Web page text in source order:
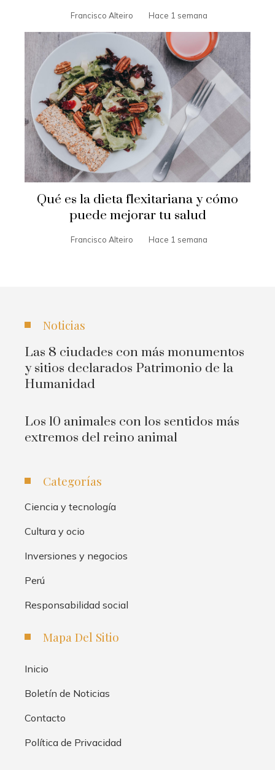
Francisco Alteiro Hace 1 semana
Qué es la dieta flexitariana y cómo
puede mejorar tu salud
Francisco Alteiro Hace 1 semana
Noticias
Las 8 ciudades con más monumentos
y sitios declarados Patrimonio de la
Humanidad
Los 10 animales con los sentidos más
extremos del reino animal
Categorías
Ciencia y tecnología
Cultura y ocio
Inversiones y negocios
Perú
Responsabilidad social
Mapa Del Sitio
Inicio
Boletín de Noticias
Contacto
Política de Privacidad